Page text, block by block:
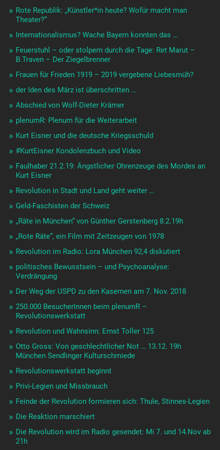
Rote Republik: „Künstler*in heute? Wofür macht man
Theater?“
Internationalismus? Wache Bayern konnten das …
Feuerstuhl – oder stolpern durch die Tage: Ret Marut –
B.Traven – Der Ziegelbrenner
Frauen für Frieden 1919 – 2019 vergebene Liebesmüh?
der Iden des März ist überschritten …
Abschied von Wolf-Dieter Krämer
plenumR: Plenum für die Weiterarbeit
Kurt Eisner und die deutsche Kriegsschuld
#KurtEisner Kondolenzbuch und Video
Faulhaber 21.2.19: Ängstlicher Ohrenzeuge des Mordes an
Kurt Eisner
Revolution in Stadt und Land geht weiter …
Geld-Faschisten der Schweiz
„Räte in München“ von Günther Gerstenberg 8.2.19h
„Rote Räte“, ein Film mit Zeitzeugen von 1978
Revolution im Radio: Lora München 92,4 diskutiert
politisches Bewusstsein – und Psychoanalyse:
Verdrängung
Der Weg der USPD zu den Kasernen am 7. Nov. 2018
250.000 BesucherInnen beim plenumR –
Revolutionswerkstatt
Revolution und Wahnsinn: Ernst Toller 125
Otto Gross: Von geschlechtlicher Not … 13.12. 19h
München Sendlinger Kulturschmiede
Revolutionswerkstatt beginnt
Privi-Legien und Missbrauch
Feinde der Revolution formieren sich: Thule, Stinnes-Legien
Die Reaktion marschiert
Die Revolution wird im Radio gesendet: Mi 7. und 14.Nov ab
21h